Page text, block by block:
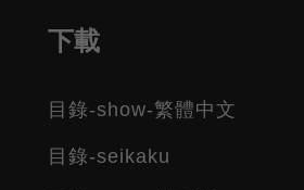
下載
目錄-show-繁體中文
目錄-seikaku